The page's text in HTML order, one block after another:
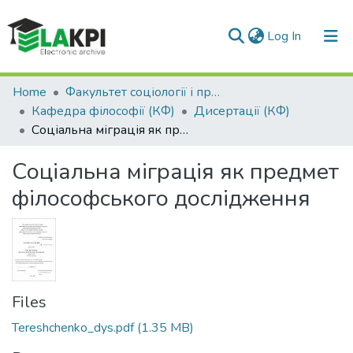
Log In (current)
Communities & Collections
All of DSpace
Home
Факультет соціології і права (ФСП)
Кафедра філософії (КФ)
Дисертації (КФ)
Соціальна міграція як предмет філософського дослідження
Соціальна міграція як предмет
філософського дослідження
Files
Tereshchenko_dys.pdf(1.35 MB)